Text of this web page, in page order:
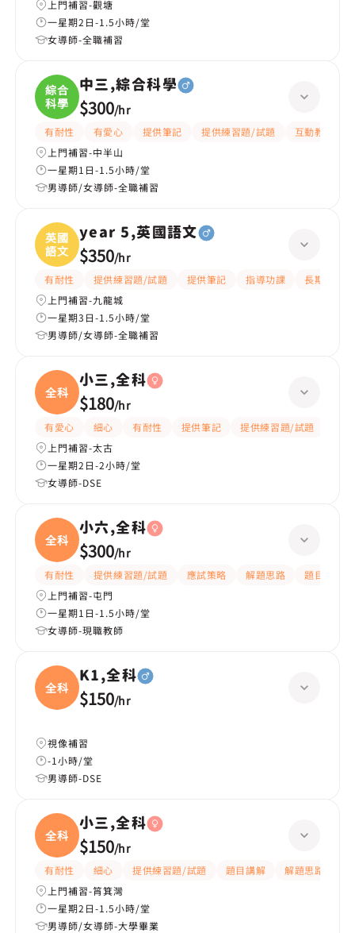
上門補習-觀塘
一星期2日-1.5小時/堂
女導師-全職補習
綜合
科學
中三,綜合科學
$300/hr
有耐性 有愛心 提供筆記 提供練習題/試題 互動教學
上門補習-中半山
一星期1日-1.5小時/堂
男導師/女導師-全職補習
英國
語文
year 5,英國語文
$350/hr
有耐性 提供練習題/試題 提供筆記 指導功課
長期補習
上門補習-九龍城
一星期3日-1.5小時/堂
男導師/女導師-全職補習
全科
小三,全科
$180/hr
有愛心 細心 有耐性 提供筆記 提供練習題/試題
上門補習-太古
一星期2日-2小時/堂
女導師-DSE
全科
小六,全科
$300/hr
有耐性 提供練習題/試題 應試策略 解題思路
題目講解
上門補習-屯門
一星期1日-1.5小時/堂
女導師-現職教師
全科
K1,全科
$150/hr
視像補習
-1小時/堂
男導師-DSE
全科
小三,全科
$150/hr
有耐性 細心 提供練習題/試題 題目講解
解題思路
上門補習-筲箕灣
一星期2日-1.5小時/堂
男導師/女導師-大學畢業